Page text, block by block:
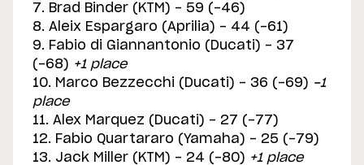
7. Brad Binder (KTM) - 59 (-46)
8. Aleix Espargaro (Aprilia) - 44 (-61)
9. Fabio di Giannantonio (Ducati) - 37
(-68) +1 place
10. Marco Bezzecchi (Ducati) - 36 (-69) -1
place
11. Alex Marquez (Ducati) - 27 (-77)
12. Fabio Quartararo (Yamaha) - 25 (-79)
13. Jack Miller (KTM) - 24 (-80) +1 place